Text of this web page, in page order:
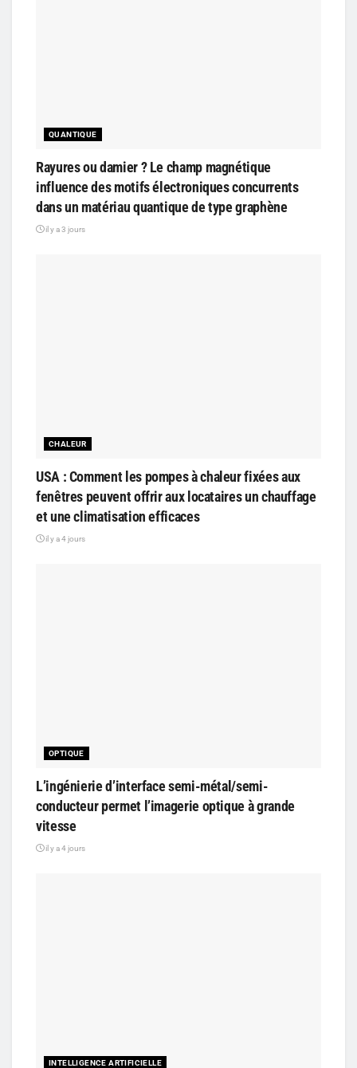
QUANTIQUE
Rayures ou damier ? Le champ magnétique
influence des motifs électroniques concurrents
dans un matériau quantique de type graphène
il y a 3 jours
CHALEUR
USA : Comment les pompes à chaleur fixées aux
fenêtres peuvent offrir aux locataires un chauffage
et une climatisation efficaces
il y a 4 jours
OPTIQUE
L’ingénierie d’interface semi-métal/semi-
conducteur permet l’imagerie optique à grande
vitesse
il y a 4 jours
INTELLIGENCE ARTIFICIELLE